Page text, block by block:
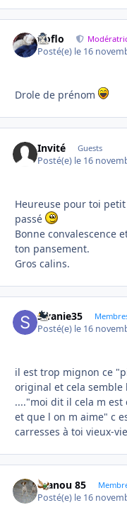
floflo
Posté(e) le 16
Drole de prénom
Invité Guests
Posté(e) le 16
Heureuse pour toi
passé
Bonne convalescence
ton pansement.
Gros calins.
swanie35
Posté(e) le 16
il est trop mignon ce
original et cela semble
...."moi dit il cela m
et que l on m aime" c
carresses à toi vieux-
manou 85
Posté(e) le 16